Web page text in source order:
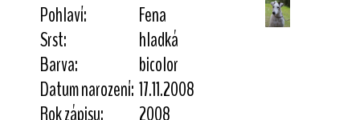
Pohlaví:
Fena
Srst:
hladká
Barva:
bicolor
Datum narození: 17.11.2008
Rok zápisu:
2008